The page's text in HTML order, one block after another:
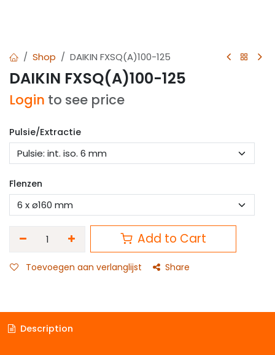
Shop DAIKIN FXSQ(A)100-125
DAIKIN FXSQ(A)100-125
Login to see price
Pulsie/Extractie
Flenzen
Add to Cart
Toevoegen aan verlanglijst Share
Description